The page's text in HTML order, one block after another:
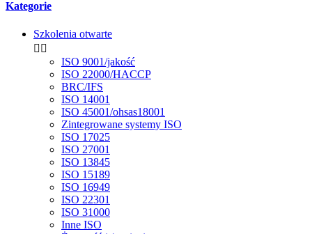
Kategorie
Szkolenia otwarte
 
ISO 9001/jakość
ISO 22000/HACCP
BRC/IFS
ISO 14001
ISO 45001/ohsas18001
Zintegrowane systemy ISO
ISO 17025
ISO 27001
ISO 13845
ISO 15189
ISO 16949
ISO 22301
ISO 31000
Inne ISO